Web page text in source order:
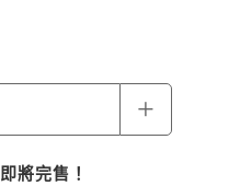
+
將完售！